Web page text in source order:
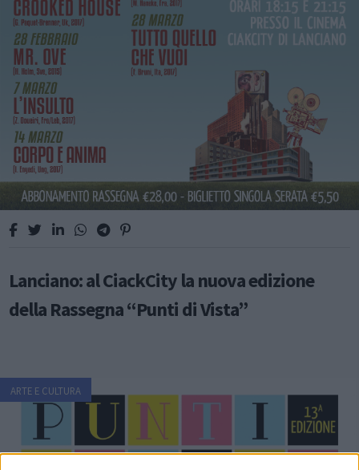
Lanciano: al CiackCity la nuova edizione
della Rassegna “Punti di Vista”
ARTE E CULTURA